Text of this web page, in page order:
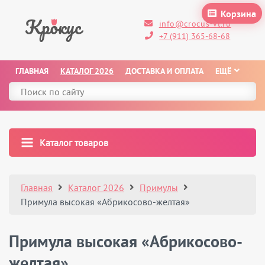
Корзина
info@crocus-vl.ru
+7 (911) 365-68-68
ГЛАВНАЯ КАТАЛОГ 2026 ДОСТАВКА И ОПЛАТА ЕЩЁ
Каталог товаров
Главная Каталог 2026
Примулы
Примула высокая «Абрикосово-желтая»
Примула высокая «Абрикосово-